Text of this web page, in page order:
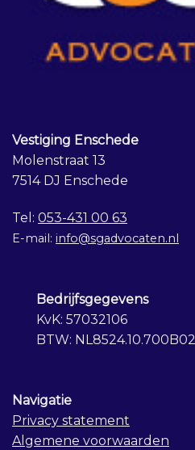
Vestiging Enschede
Molenstraat 13
7514 DJ Enschede
Tel: 053-431 00 63
E-mail: info@sgadvocaten.nl
Bedrijfsgegevens
KvK: 57032106
BTW: NL8524.10.700B02
Navigatie
Privacy statement
Algemene voorwaarden